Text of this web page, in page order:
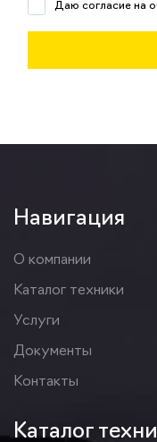
Даю согласие на
Навигация
О компании
Каталог техники
Услуги
Документы
Контакты
Каталог